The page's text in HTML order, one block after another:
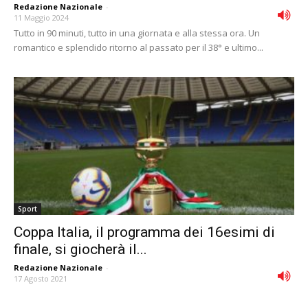
Redazione Nazionale -
11 Maggio 2024
Tutto in 90 minuti, tutto in una giornata e alla stessa ora. Un
romantico e splendido ritorno al passato per il 38° e ultimo...
Sport
Coppa Italia, il programma dei 16esimi di
finale, si giocherà il...
Redazione Nazionale -
17 Agosto 2021